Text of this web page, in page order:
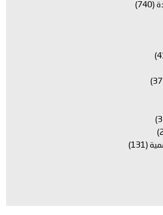
(740)
(131)